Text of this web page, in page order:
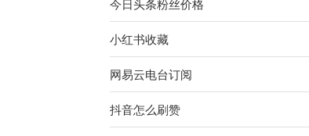
今日头条粉丝价格
小红书收藏
网易云电台订阅
抖音怎么刷赞